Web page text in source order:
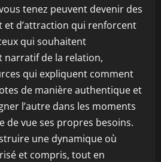
tenez peuvent devenir des
et d’attraction qui renforcent
qui souhaitent
narratif de la relation,
qui expliquent comment
de manière authentique et
l’autre dans les moments
de vue ses propres besoins.
une dynamique où
et compris, tout en